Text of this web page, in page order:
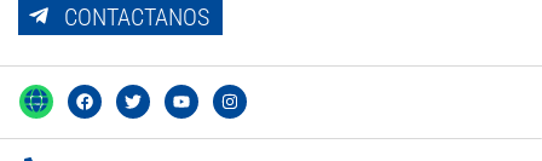
CONTACTANOS